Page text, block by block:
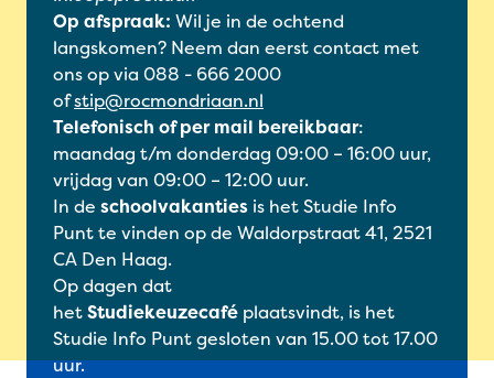
Op afspraak: Wil je in de ochtend
langskomen? Neem dan eerst contact met
ons op via 088 - 666 2000
ofstip@rocmondriaan.nl
Telefonisch of per mail bereikbaar:
maandag t/m donderdag 09:00 – 16:00 uur,
vrijdag van 09:00 – 12:00 uur.
In de schoolvakanties is het Studie Info
Punt te vinden op de Waldorpstraat 41, 2521
CA Den Haag.
Op dagen dat
hetStudiekeuzecafé plaatsvindt, is het
Studie Info Punt gesloten van 15.00 tot 17.00
uur.